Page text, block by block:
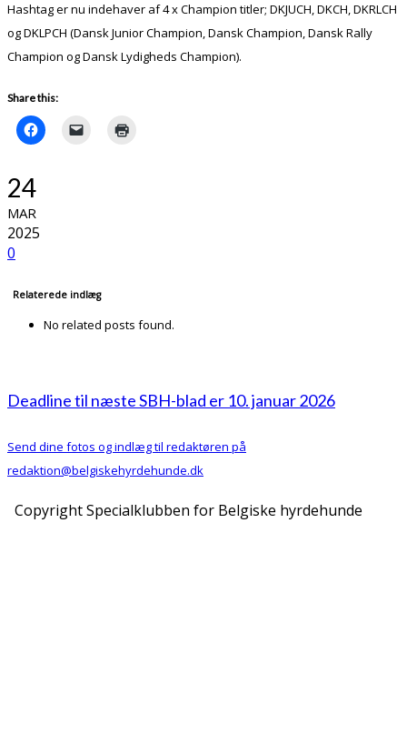
Hashtag er nu indehaver af 4 x Champion titler; DKJUCH, DKCH, DKRLCH
og DKLPCH (Dansk Junior Champion, Dansk Champion, Dansk Rally
Champion og Dansk Lydigheds Champion).
Share this:
24
MAR
2025
0
Relaterede indlæg
No related posts found.
Deadline til næste SBH-blad er 10. januar 2026
Send dine fotos og indlæg til redaktøren på
redaktion@belgiskehyrdehunde.dk
Copyright Specialklubben for Belgiske hyrdehunde